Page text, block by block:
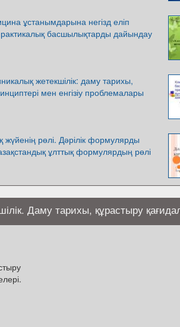
ұстанымдарына негізд еліп
басшылықтарды дайындау
жетекшілік: даму тарихы,
мен енгізіу проблемалары
рөлі. Дәрілік формулярды
ұлттық формулярдың рөлі
Даму тарихы, құрастыру